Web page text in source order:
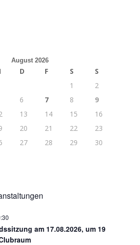
August 2026
D F S
S
1
2
6 7 8
9
13 14 15
16
20 21 22
23
27 28 29
30
am 17.08.2026, um 19